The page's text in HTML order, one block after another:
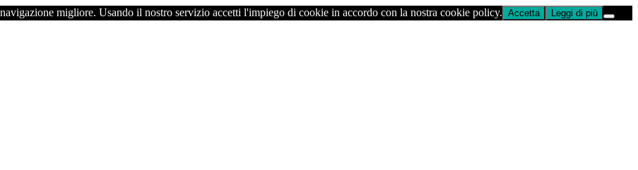
migliore. Usando il nostro servizio accetti l'impiego di cookie in accordo con la nostra cookie policy. Accetta Leggi di più